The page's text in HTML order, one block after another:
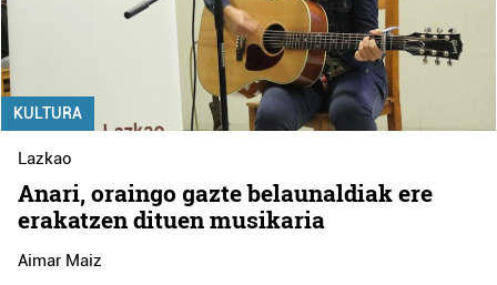
KULTURA
Lazkao
Anari, oraingo gazte belaunaldiak ere
erakatzen dituen musikaria
Aimar Maiz